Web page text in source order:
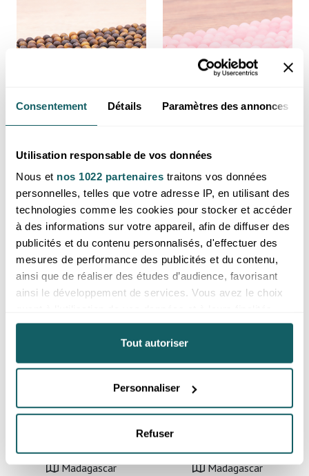
Consentement Détails Paramètres des annonces
Utilisation responsable de vos données
Nous et nos 1022 partenaires traitons vos données
personnelles, telles que votre adresse IP, en utilisant des
technologies comme les cookies pour stocker et accéder
à des informations sur votre appareil, afin de diffuser des
publicités et du contenu personnalisés, d'effectuer des
mesures de performance des publicités et du contenu,
ainsi que de réaliser des études d’audience, favorisant
ainsi le développement de services. Vous avez le choix
Vous pouvez modifier ou retirer votre consentement à
tout moment en consultant la Déclaration relative aux
cookies ou en cliquant sur l'icône de confidentialité.
Si vous le permettez, nous aimerions également :
Collecter des informations sur votre localisation
géographique qui peuvent être précises à plusieurs
Tout autoriser
Personnaliser
Refuser
de tigre A
merci devous inscrire ou de vous
connecter
Afrique du Sud
rose Brésil A
merci devous inscrire ou de vous
connecter
Brésil
Fil de perles mat 06mm quartz
Prix reservé aux professionnels,
vous inscrire ou de vous
Madagascar
Fil de perles mat 06mm
Prix reservé aux professionnels,
merci de
Madagascar